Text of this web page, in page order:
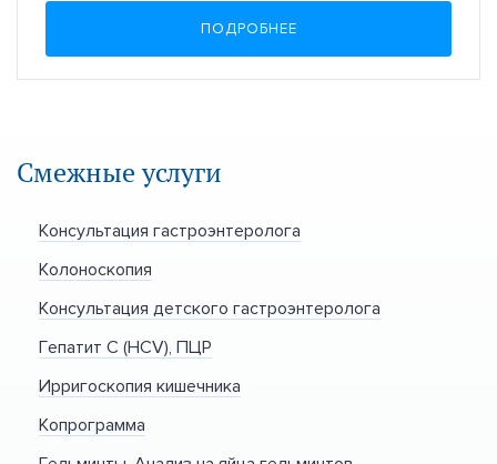
ПОДРОБНЕЕ
Смежные услуги
Консультация гастроэнтеролога
Колоноскопия
Консультация детского гастроэнтеролога
Гепатит С (HCV), ПЦР
Ирригоскопия кишечника
Копрограмма